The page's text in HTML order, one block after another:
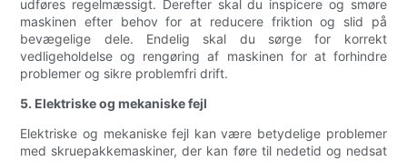
udføres regelmæssigt. Derefter skal du inspicere og smøre
maskinen efter behov for at reducere friktion og slid på
bevægelige dele. Endelig skal du sørge for korrekt
vedligeholdelse og rengøring af maskinen for at forhindre
problemer og sikre problemfri drift.
5. Elektriske og mekaniske fejl
Elektriske og mekaniske fejl kan være betydelige problemer
med skruepakkemaskiner, der kan føre til nedetid og nedsat